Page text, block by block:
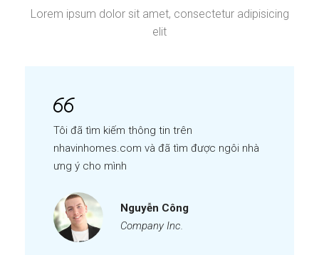
Lorem ipsum dolor sit amet, consectetur adipisicing
elit
Tôi đã tìm kiếm thông tin trên
nhavinhomes.com và đã tìm được ngôi nhà
ưng ý cho mình
Nguyễn Công
Company Inc.